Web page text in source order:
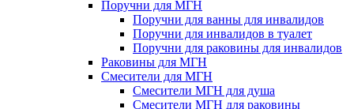
Поручни для МГН
Поручни для ванны для инвалидов
Поручни для инвалидов в туалет
Поручни для раковины для инвалидов
Раковины для МГН
Смесители для МГН
Смесители МГН для душа
Смесители МГН для раковины